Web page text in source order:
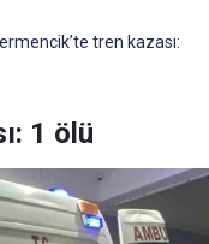
tren kazası:
1 ölü